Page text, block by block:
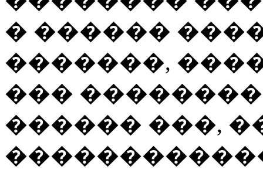
� ������
�������,
���
������ ���,